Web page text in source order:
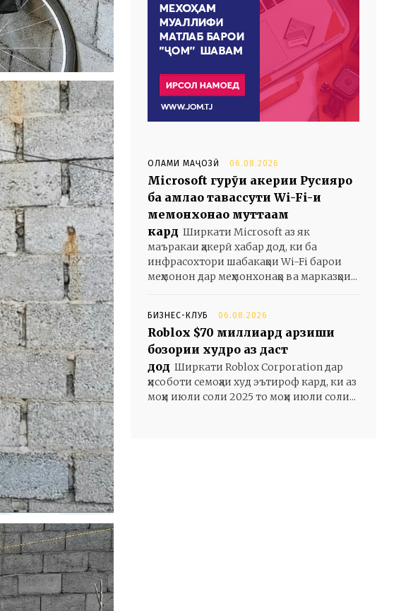
ОЛАМИ МАҶОЗӢ 06.08.2026
Microsoft гурӯҳи ҳакерии Русияро
ба ҳамлаҳо тавассути Wi-Fi-и
меҳмонхонаҳо муттаҳам
кард Ширкати Microsoft аз як
маъракаи ҳакерӣ хабар дод, ки ба
инфрасохтори шабакаҳои Wi-Fi барои
меҳмонон дар меҳмонхонаҳо ва марказҳои...
БИЗНЕС-КЛУБ 06.08.2026
Roblox $70 миллиард арзиши
бозории худро аз даст
дод Ширкати Roblox Corporation дар
ҳисоботи семоҳаи худ эътироф кард, ки аз
моҳи июли соли 2025 то моҳи июли соли...